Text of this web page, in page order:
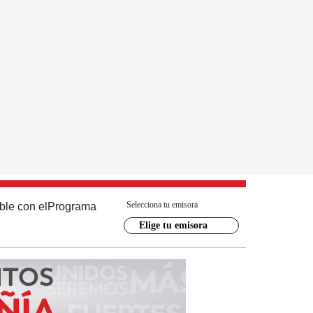
con el Programa Selecciona tu emisora
Elige tu emisora